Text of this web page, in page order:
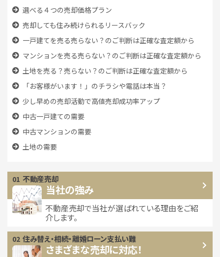
選べる４つの売却価格プラン
売却しても住み続けられるリースバック
一戸建てを売る売らない？のご判断は正確な査定額から
マンションを売る売らない？のご判断は正確な査定額から
土地を売る？売らない？のご判断は正確な査定額から
「お客様がいます！」のチラシや電話は本当？
少し早めの売却活動で高値売却成功率アップ
中古一戸建ての需要
中古マンションの需要
土地の需要
不動産売却
当社の強み
不動産売却で当社が選ばれている理由をご紹
介します。
住み替え・相続・離婚ローン支払い難
さまざまな売却に対応！